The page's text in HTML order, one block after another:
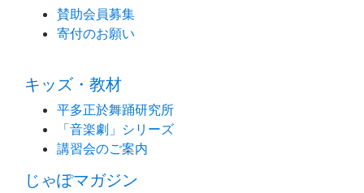
賛助会員募集
寄付のお願い
キッズ・教材
平多正於舞踊研究所
「音楽劇」シリーズ
講習会のご案内
じゃぽマガジン